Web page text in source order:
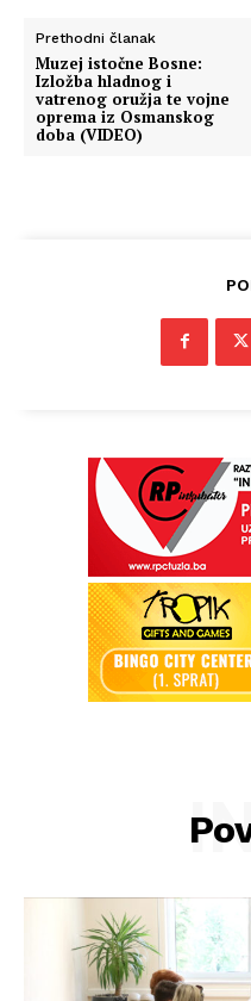
Prethodni članak
Muzej istočne Bosne:
Izložba hladnog i
vatrenog oružja te vojne
oprema iz Osmanskog
doba (VIDEO)